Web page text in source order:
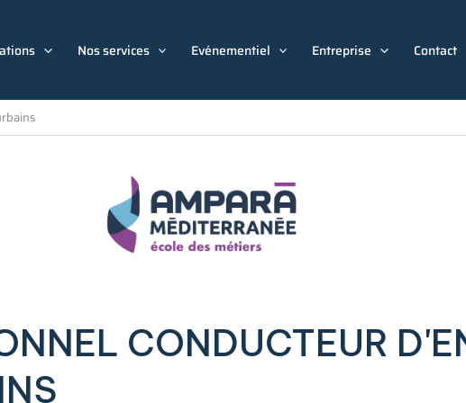
Nos services Evénementiel Entreprise Contact
CONDUCTEUR